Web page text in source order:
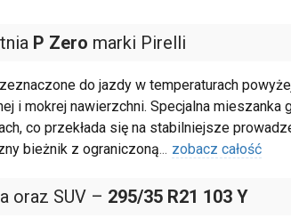
P Zero marki Pirelli
do jazdy w temperaturach
i mokrej nawierzchni. Specjalna
co przekłada się na stabilniejsze
bieżnik z ograniczoną... zobacz całość
oraz SUV – 295/35 R21 103 Y